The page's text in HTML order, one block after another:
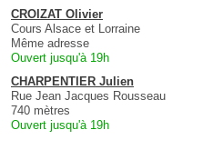
CROIZAT Olivier
Cours Alsace et Lorraine
Même adresse
Ouvert jusqu'à 19h
CHARPENTIER Julien
Rue Jean Jacques Rousseau
740 mètres
Ouvert jusqu'à 19h